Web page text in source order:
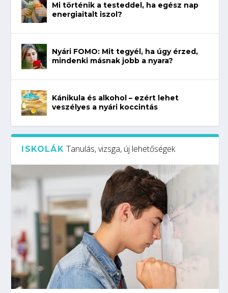
Mi történik a testeddel, ha egész nap
energiaitalt iszol?
Nyári FOMO: Mit tegyél, ha úgy érzed,
mindenki másnak jobb a nyara?
Kánikula és alkohol – ezért lehet
veszélyes a nyári koccintás
ISKOLÁK Tanulás, vizsga, új lehetőségek